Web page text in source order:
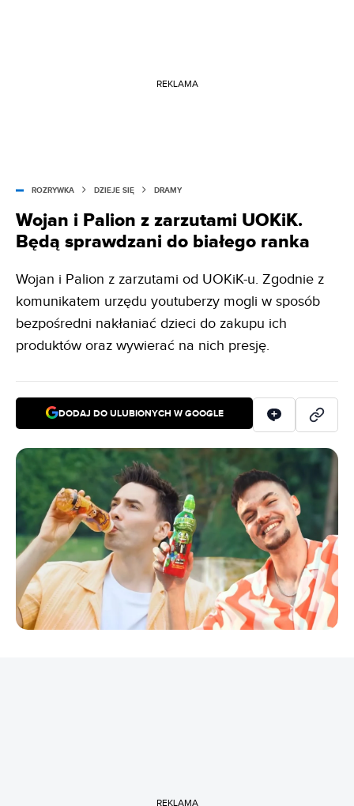
REKLAMA
ROZRYWKA DZIEJE SIĘ DRAMY
Wojan i Palion z zarzutami UOKiK.
Będą sprawdzani do białego ranka
Wojan i Palion z zarzutami od UOKiK-u. Zgodnie z
komunikatem urzędu youtuberzy mogli w sposób
bezpośredni nakłaniać dzieci do zakupu ich
produktów oraz wywierać na nich presję.
DODAJ DO ULUBIONYCH W GOOGLE
REKLAMA